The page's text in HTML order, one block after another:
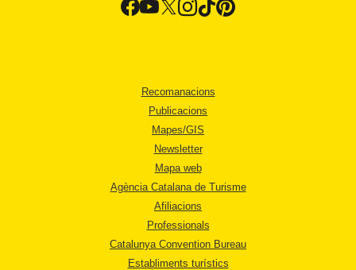
Recomanacions
Publicacions
Mapes/GIS
Newsletter
Mapa web
Agència Catalana de Turisme
Afiliacions
Professionals
Catalunya Convention Bureau
Establiments turístics